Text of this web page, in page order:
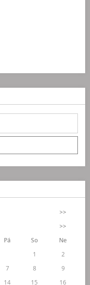
>>
>>
Pá So
Ne
1
2
7 8
9
14 15 16